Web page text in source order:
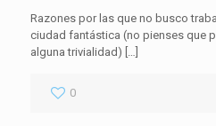
Razones por las que no busco
ciudad fantástica (no pienses que
alguna trivialidad) […]
0